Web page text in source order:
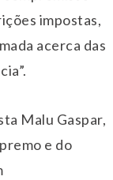
impostas,
acerca das
Malu Gaspar,
e do